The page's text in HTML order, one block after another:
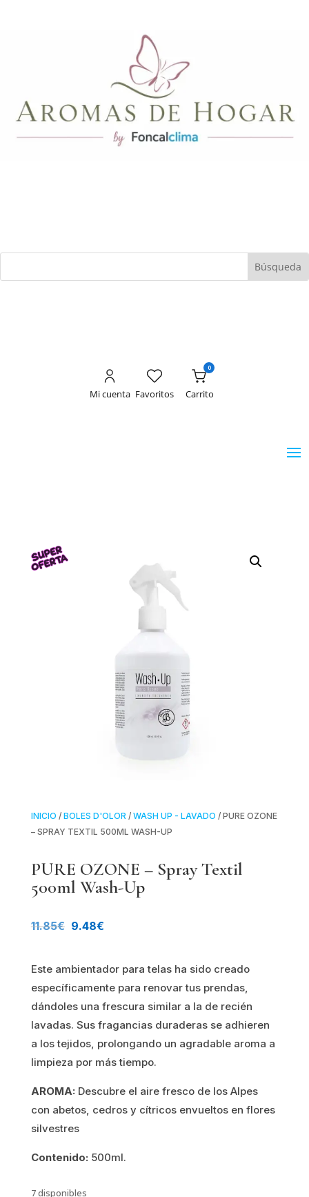
Mi cuenta Favoritos
0
Carrito
INICIO / BOLES D'OLOR / WASH UP - LAVADO / PURE OZONE
– SPRAY TEXTIL 500ML WASH-UP
PURE OZONE – Spray Textil
500ml Wash-Up
11.85€ El
original
era:
11.85€.
9.48€El
actual
es:
9.48€.
Este ambientador para telas ha sido creado
específicamente para renovar tus prendas,
dándoles una frescura similar a la de recién
lavadas. Sus fragancias duraderas se adhieren
a los tejidos, prolongando un agradable aroma a
limpieza por más tiempo.
AROMA: Descubre el aire fresco de los Alpes
con abetos, cedros y cítricos envueltos en flores
silvestres
Contenido: 500ml.
7 disponibles